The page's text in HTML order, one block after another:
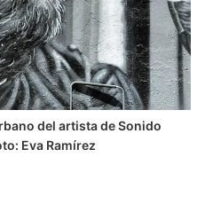
del artista de Sonido
Eva Ramírez